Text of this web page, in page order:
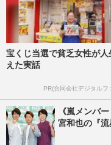
宝くじ当選で貧乏女性が人
えた実話
PR(合同会社デジタルフ
《嵐メンバ
宮和也の『